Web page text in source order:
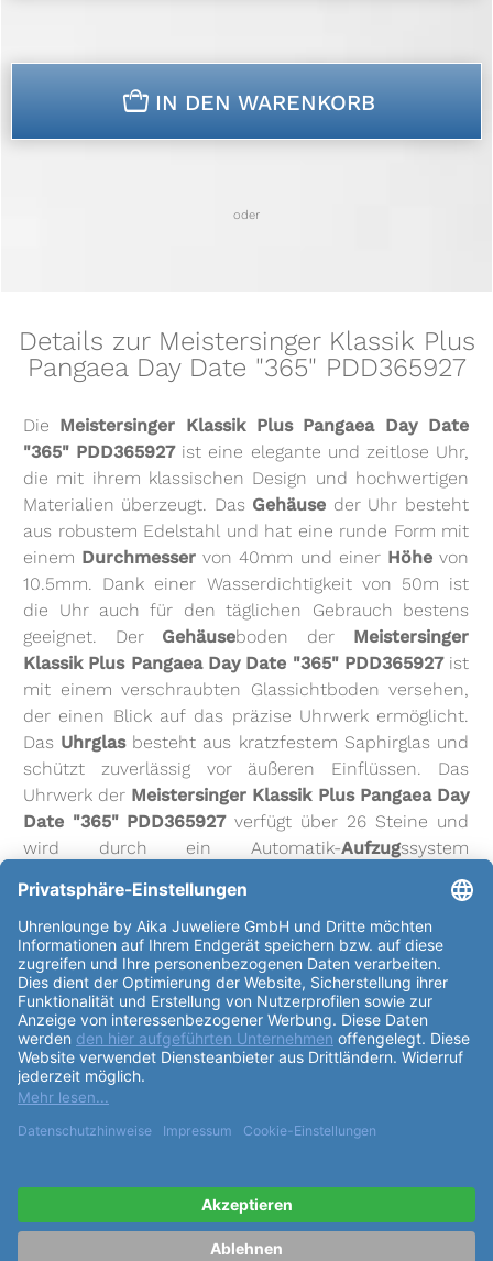
n IN DEN WARENKORB
oder
Details zur Meistersinger Klassik Plus
Pangaea Day Date "365" PDD365927
Die Meistersinger Klassik Plus Pangaea Day Date
"365" PDD365927ist eine elegante und zeitlose Uhr,
die mit ihrem klassischen Design und hochwertigen
Materialien überzeugt. Das Gehäuse der Uhr besteht
aus robustem Edelstahl und hat eine runde Form mit
einem Durchmesser von 40mm und einer Höhe von
10.5mm. Dank einer Wasserdichtigkeit von 50m ist
die Uhr auch für den täglichen Gebrauch bestens
geeignet. Der Gehäuseboden der Meistersinger
Klassik Plus Pangaea Day Date "365" PDD365927ist
mit einem verschraubten Glassichtboden versehen,
der einen Blick auf das präzise Uhrwerk ermöglicht.
Das Uhrglasbesteht aus kratzfestem Saphirglas und
schützt zuverlässig vor äußeren Einflüssen. Das
Uhrwerk der Meistersinger Klassik Plus Pangaea Day
Date "365" PDD365927verfügt über 26 Steine und
wird durch ein Automatik-Aufzugssystem
beträgt
bis zu 38 Stunden, was für eine zuverlässige
Zeitmessung sorgt. Das KaliberETA 2836-2 oder
Sellita SW220-1 sorgt für eine präzise
Ganggenauigkeit mit 28800 Halbschwingungen pro
Stunde. DasZifferblattderMeistersinger Klassik
Plus Pangaea Day Date "365" PDD365927ist in
einem klassischen Weiß gehalten und mit arabischen
Ziffern als Index versehen. Das Lederarmband in der
wird mit einer Dornschließe sicher am Handgelenk
Day Date "365" PDD365927ist nicht nur eine
zuverlässige Zeitmessung, sondern auch ein stilvolles
Accessoire, das jede Frau und jeden Mann begeistern